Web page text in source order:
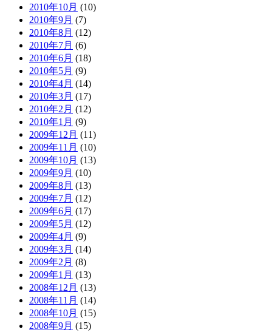
2010年10月 (10)
2010年9月 (7)
2010年8月 (12)
2010年7月 (6)
2010年6月 (18)
2010年5月 (9)
2010年4月 (14)
2010年3月 (17)
2010年2月 (12)
2010年1月 (9)
2009年12月 (11)
2009年11月 (10)
2009年10月 (13)
2009年9月 (10)
2009年8月 (13)
2009年7月 (12)
2009年6月 (17)
2009年5月 (12)
2009年4月 (9)
2009年3月 (14)
2009年2月 (8)
2009年1月 (13)
2008年12月 (13)
2008年11月 (14)
2008年10月 (15)
2008年9月 (15)